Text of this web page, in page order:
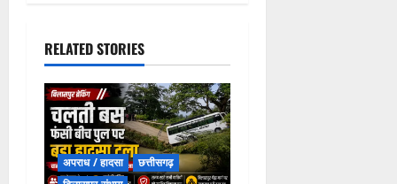
RELATED STORIES
अपराध / हादसा
छत्तीसगढ़